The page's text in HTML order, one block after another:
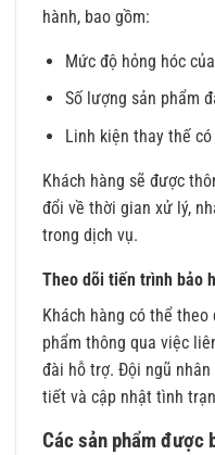
hành, bao gồm:
Mức độ hỏng hóc
Số lượng sản phẩm
Linh kiện thay thế
Khách hàng sẽ được
đổi về thời gian xử lý,
trong dịch vụ.
Theo dõi tiến trình bảo
Khách hàng có thể
phẩm thông qua việc
đài hỗ trợ. Đội ngũ
tiết và cập nhật tình
Các sản phẩm được